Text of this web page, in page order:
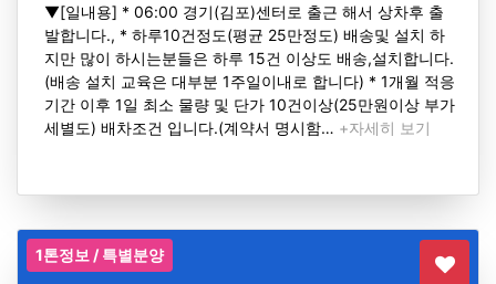
▼[일내용] * 06:00 경기(김포)센터로 출근 해서 상차후 출
발합니다., * 하루10건정도(평균 25만정도) 배송및 설치 하
지만 많이 하시는분들은 하루 15건 이상도 배송,설치합니다.
(배송 설치 교육은 대부분 1주일이내로 합니다) * 1개월 적응
기간 이후 1일 최소 물량 및 단가 10건이상(25만원이상 부가
세별도) 배차조건 입니다.(계약서 명시함… +자세히 보기
1톤정보 / 특별분양